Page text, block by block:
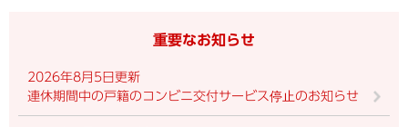
重要なお知らせ
2026年8月5日更新
連休期間中の戸籍のコンビニ交付サービス停止のお知らせ